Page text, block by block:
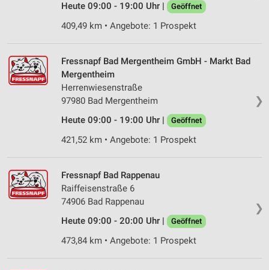
Heute 09:00 - 19:00 Uhr |
Geöffnet
409,49 km • Angebote: 1 Prospekt
❯
Fressnapf Bad Mergentheim GmbH - Markt Bad
Mergentheim
Herrenwiesenstraße
97980 Bad Mergentheim
Heute 09:00 - 19:00 Uhr |
Geöffnet
421,52 km • Angebote: 1 Prospekt
❯
Fressnapf Bad Rappenau
Raiffeisenstraße 6
74906 Bad Rappenau
Heute 09:00 - 20:00 Uhr |
Geöffnet
473,84 km • Angebote: 1 Prospekt